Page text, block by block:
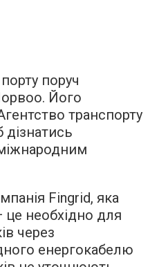
поруч
Його
транспорту
дізнатись
Fingrid, яка
необхідно для
через
енергокабелю